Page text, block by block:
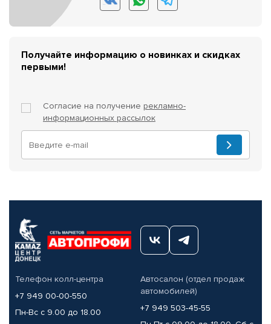
Получайте информацию о новинках и скидках
первыми!
Согласие на получение рекламно-
информационных рассылок
Телефон колл-центра
+7 949 00-00-550
Пн-Вс с 9.00 до 18.00
Автосалон (отдел продаж
автомобилей)
+7 949 503-45-55